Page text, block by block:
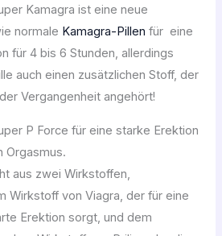
Kamagra ist eine neue
normale Kamagra-Pillen für eine
für 4 bis 6 Stunden, allerdings
auch einen zusätzlichen Stoff, der
Vergangenheit angehört!
P Force für eine starke Erektion
Orgasmus.
aus zwei Wirkstoffen,
Wirkstoff von Viagra, der für eine
Erektion sorgt, und dem